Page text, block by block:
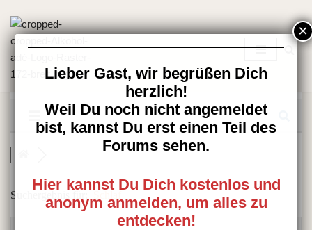
Zum
Inhalt
springen
Suchergebnis für:
Lieber Gast, wir begrüßen Dich
herzlich!
Weil Du noch nicht angemeldet
bist, kannst Du erst einen Teil des
Forums sehen.
Hier kannst Du Dich kostenlos und
anonym anmelden, um alles zu
entdecken!